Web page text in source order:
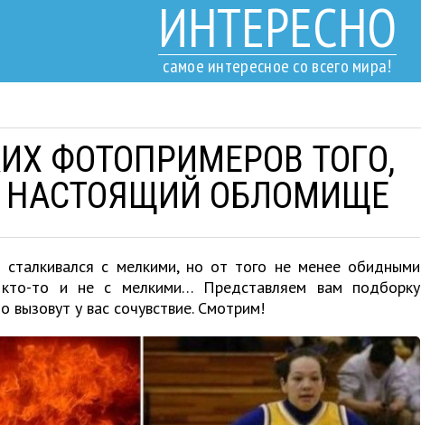
ИНТЕРЕСНО
самое интересное со всего мира!
ФОТОПРИМЕРОВ ТОГО,
НАСТОЯЩИЙ ОБЛОМИЩЕ
с мелкими, но от того не менее обидными
то и не с мелкими… Представляем вам подборку
вызовут у вас сочувствие. Смотрим!